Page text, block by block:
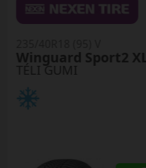
TÉLI GUMI
Observe EWS1 XL